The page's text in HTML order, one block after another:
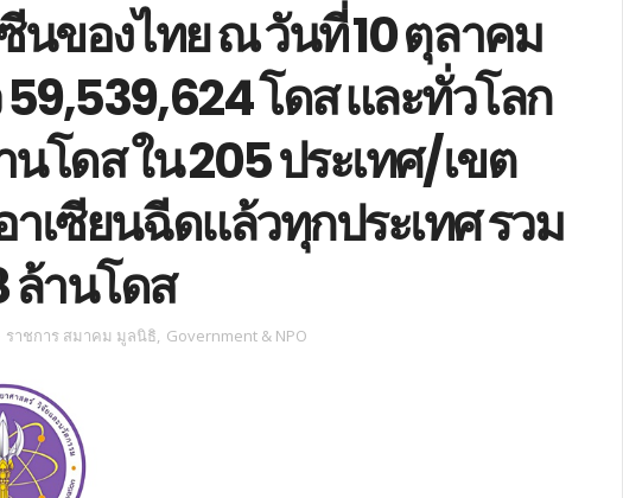
นของไทย ณ วันที่ 10 ตุลาคม
โดส และทั่วโลก
โดส ใน 205 ประเทศ/เขต
เซียนฉีดแล้วทุกประเทศ รวม
ล้านโดส
ราชการ สมาคม มูลนิธิ, Government & NPO